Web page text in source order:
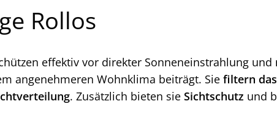
Rollos
effektiv vor direkter Sonneneinstrahlung und
angenehmeren Wohnklima beiträgt. Sie filtern das
. Zusätzlich bieten sie Sichtschutz und